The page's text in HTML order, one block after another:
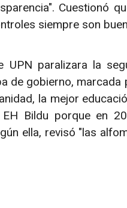
Cuestionó
siempre son
UPN paralizara la
de gobierno,
la mejor
Bildu porque en
ella, revisó "las